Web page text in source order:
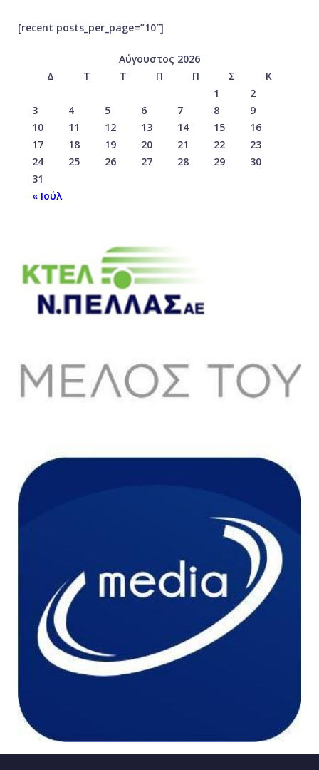
[recent posts_per_page=”10″]
Αύγουστος 2026
Δ
Τ Τ Π Π Σ
Κ
1
2
3
4 5 6 7 8
9
10
11 12 13 14 15
16
17
18 19 20 21 22
23
24
25 26 27 28 29
30
31
« Ιούλ